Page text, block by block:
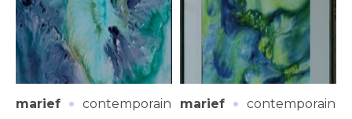
marief · contemporain marief · contemporain